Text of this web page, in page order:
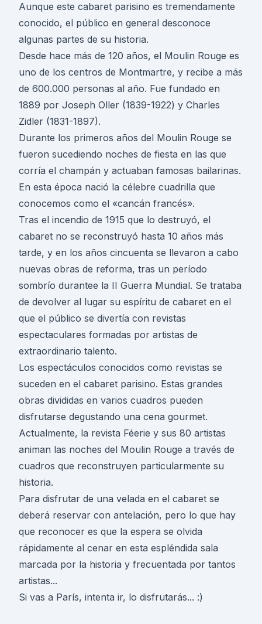
Aunque este cabaret parisino es tremendamente
conocido, el público en general desconoce
algunas partes de su historia.
Desde hace más de 120 años, el Moulin Rouge es
uno de los centros de Montmartre, y recibe a más
de 600.000 personas al año. Fue fundado en
1889 por Joseph Oller (1839-1922) y Charles
Zidler (1831-1897).
Durante los primeros años del Moulin Rouge se
fueron sucediendo noches de fiesta en las que
corría el champán y actuaban famosas bailarinas.
En esta época nació la célebre cuadrilla que
conocemos como el «cancán francés».
Tras el incendio de 1915 que lo destruyó, el
cabaret no se reconstruyó hasta 10 años más
tarde, y en los años cincuenta se llevaron a cabo
nuevas obras de reforma, tras un período
sombrío durantee la II Guerra Mundial. Se trataba
de devolver al lugar su espíritu de cabaret en el
que el público se divertía con revistas
espectaculares formadas por artistas de
extraordinario talento.
Los espectáculos conocidos como revistas se
suceden en el cabaret parisino. Estas grandes
obras divididas en varios cuadros pueden
disfrutarse degustando una cena gourmet.
Actualmente, la revista Féerie y sus 80 artistas
animan las noches del Moulin Rouge a través de
cuadros que reconstruyen particularmente su
historia.
Para disfrutar de una velada en el cabaret se
deberá reservar con antelación, pero lo que hay
que reconocer es que la espera se olvida
rápidamente al cenar en esta espléndida sala
marcada por la historia y frecuentada por tantos
artistas...
Si vas a París, intenta ir, lo disfrutarás... :)